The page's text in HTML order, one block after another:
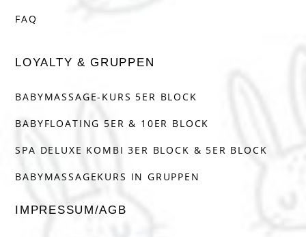
FAQ
LOYALTY & GRUPPEN
BABYMASSAGE-KURS 5ER BLOCK
BABYFLOATING 5ER & 10ER BLOCK
SPA DELUXE KOMBI 3ER BLOCK & 5ER BLOCK
BABYMASSAGEKURS IN GRUPPEN
IMPRESSUM/AGB